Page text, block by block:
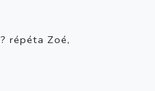
? répéta Zoé,